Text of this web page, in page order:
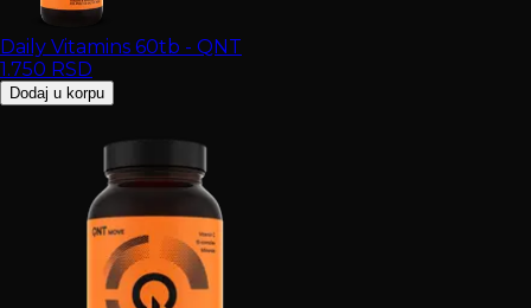
Daily Vitamins 60tb - QNT
1.750 RSD
Dodaj u korpu